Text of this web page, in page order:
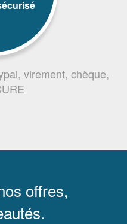
virement, chèque,
offres,